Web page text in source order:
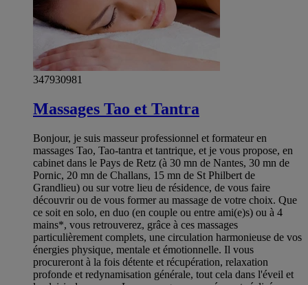
347930981
Massages Tao et Tantra
Bonjour, je suis masseur professionnel et formateur en
massages Tao, Tao-tantra et tantrique, et je vous propose, en
cabinet dans le Pays de Retz (à 30 mn de Nantes, 30 mn de
Pornic, 20 mn de Challans, 15 mn de St Philbert de
Grandlieu) ou sur votre lieu de résidence, de vous faire
découvrir ou de vous former au massage de votre choix. Que
ce soit en solo, en duo (en couple ou entre ami(e)s) ou à 4
mains*, vous retrouverez, grâce à ces massages
particulièrement complets, une circulation harmonieuse de vos
énergies physique, mentale et émotionnelle. Il vous
procureront à la fois détente et récupération, relaxation
profonde et redynamisation générale, tout cela dans l'éveil et